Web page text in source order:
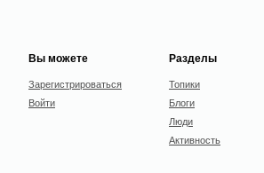
Вы можете
Зарегистрироваться
Войти
Разделы
Топики
Блоги
Люди
Активность